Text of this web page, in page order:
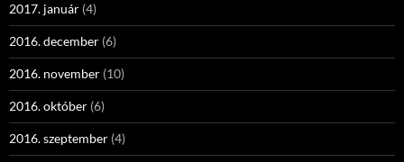
2017. január (4)
2016. december (6)
2016. november (10)
2016. október (6)
2016. szeptember (4)